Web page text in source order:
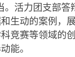
。活力团支部答
生动的案例，
竞赛等领域的
能。